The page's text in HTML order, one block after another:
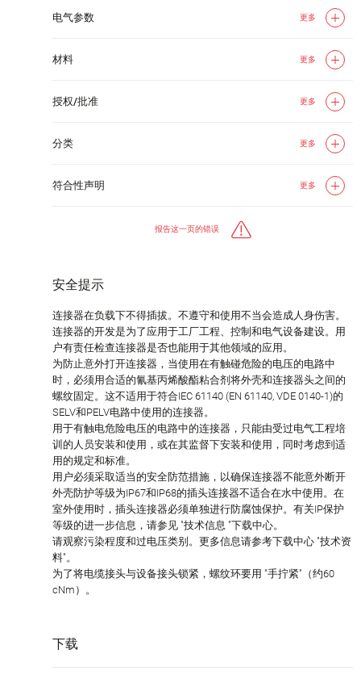
电气参数 更多
材料 更多
授权/批准 更多
分类 更多
符合性声明 更多
报告这一页的错误
安全提示
连接器在负载下不得插拔。不遵守和使用不当会造成人身伤害。
连接器的开发是为了应用于工厂工程、控制和电气设备建设。用
户有责任检查连接器是否也能用于其他领域的应用。
为防止意外打开连接器，当使用在有触碰危险的电压的电路中
时，必须用合适的氰基丙烯酸酯粘合剂将外壳和连接器头之间的
螺纹固定。这不适用于符合IEC 61140 (EN 61140, VDE 0140-1)的
SELV和PELV电路中使用的连接器。
用于有触电危险电压的电路中的连接器，只能由受过电气工程培
训的人员安装和使用，或在其监督下安装和使用，同时考虑到适
用的规定和标准。
用户必须采取适当的安全防范措施，以确保连接器不能意外断开
外壳防护等级为IP67和IP68的插头连接器不适合在水中使用。在
室外使用时，插头连接器必须单独进行防腐蚀保护。有关IP保护
等级的进一步信息，请参见 "技术信息 "下载中心。
请观察污染程度和过电压类别。更多信息请参考下载中心 "技术资
料"。
为了将电缆接头与设备接头锁紧，螺纹环要用 "手拧紧"（约60
cNm）。
下载